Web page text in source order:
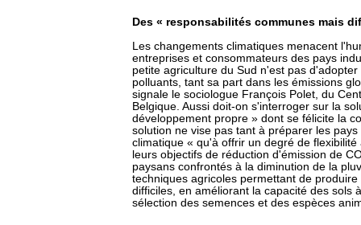
Des « responsabilités communes mais
Les changements climatiques menacent
entreprises et consommateurs des pays
petite agriculture du Sud n'est pas
polluants, tant sa part dans les émissions
signale le sociologue François Polet, du
Belgique. Aussi doit-on s'interroger sur la
développement propre » dont se félicite la
solution ne vise pas tant à préparer les
climatique « qu'à offrir un degré de
leurs objectifs de réduction d'émission de
paysans confrontés à la diminution de la
techniques agricoles permettant de
difficiles, en améliorant la capacité des sols
sélection des semences et des espèces